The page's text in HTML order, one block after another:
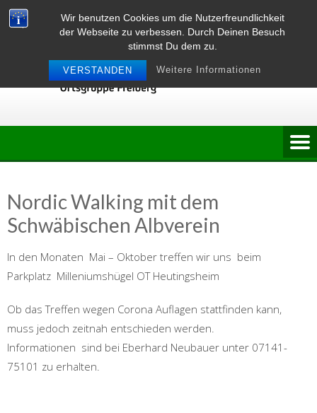
Wir benutzen Cookies um die Nutzerfreundlichkeit
der Webseite zu verbessen. Durch Deinen Besuch
stimmst Du dem zu.
VERSTANDEN Weitere Informationen
Skip
to
Nordic Walking mit dem
Schwäbischen Albverein
In den Monaten Mai – Oktober treffen wir uns beim
Parkplatz Milleniumshügel OT Heutingsheim
Ob das Treffen wegen Corona Auflagen stattfinden kann,
muss jedoch zeitnah entschieden werden.
Informationen sind bei Eberhard Neubauer unter 07141-
75101 zu erhalten.